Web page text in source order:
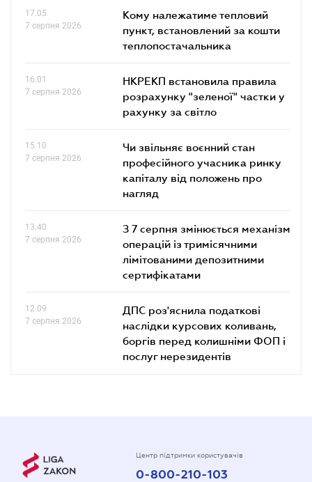
17.05
7 серпня 2026
Кому належатиме тепловий
пункт, встановлений за кошти
теплопостачальника
16.01
7 серпня 2026
НКРЕКП встановила правила
розрахунку "зеленої" частки у
рахунку за світло
15.10
7 серпня 2026
Чи звільняє воєнний стан
професійного учасника ринку
капіталу від положень про
нагляд
13.40
7 серпня 2026
З 7 серпня змінюється механізм
операцій із тримісячними
лімітованими депозитними
сертифікатами
12.09
7 серпня 2026
ДПС роз'яснила податкові
наслідки курсових коливань,
боргів перед колишніми ФОП і
послуг нерезидентів
Центр підтримки користувачів
0-800-210-103